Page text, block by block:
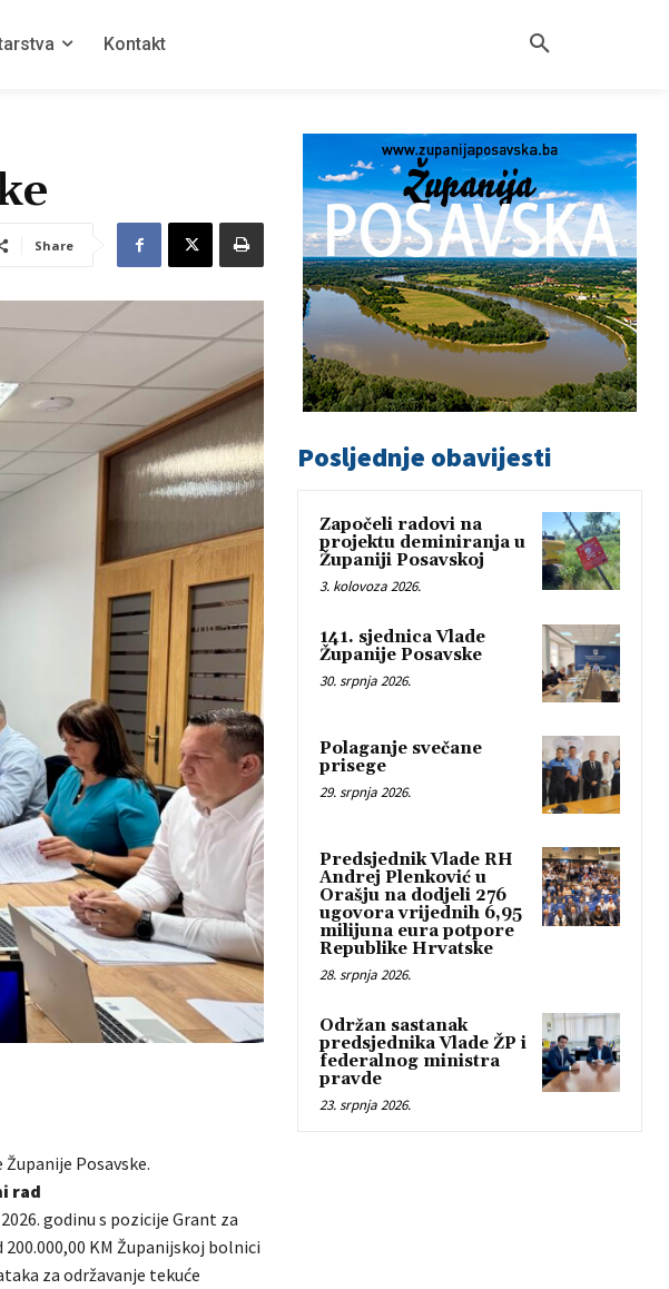
Kontakt
Share
Županije Posavske.
rad
godinu s pozicije Grant za
KM Županijskoj bolnici
za održavanje tekuće
Posljednje obavijesti
Započeli radovi na
projektu deminiranja u
Županiji Posavskoj
3. kolovoza 2026.
141. sjednica Vlade
Županije Posavske
30. srpnja 2026.
Polaganje svečane
prisege
29. srpnja 2026.
Predsjednik Vlade RH
Andrej Plenković u
Orašju na dodjeli 276
ugovora vrijednih 6,95
milijuna eura potpore
Republike Hrvatske
28. srpnja 2026.
Održan sastanak
predsjednika Vlade ŽP i
federalnog ministra
pravde
23. srpnja 2026.